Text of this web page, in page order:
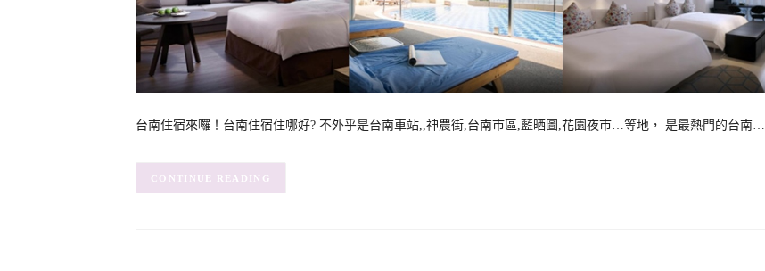
台南住宿來囉！台南住宿住哪好? 不外乎是台南車站,,神農街,台南市區,藍晒圖,花園夜市…等地， 是最熱門的台南…
CONTINUE READING